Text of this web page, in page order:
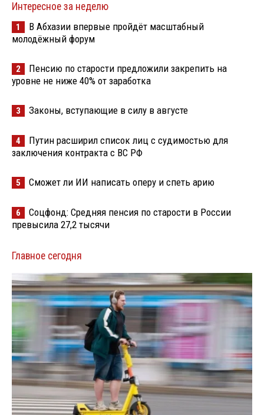
Интересное за неделю
1
В Абхазии впервые пройдёт масштабный
молодёжный форум
2
Пенсию по старости предложили закрепить на
уровне не ниже 40% от заработка
3 Законы, вступающие в силу в августе
4
Путин расширил список лиц с судимостью для
заключения контракта с ВС РФ
5 Сможет ли ИИ написать оперу и спеть арию
6
Соцфонд: Средняя пенсия по старости в России
превысила 27,2 тысячи
Главное сегодня